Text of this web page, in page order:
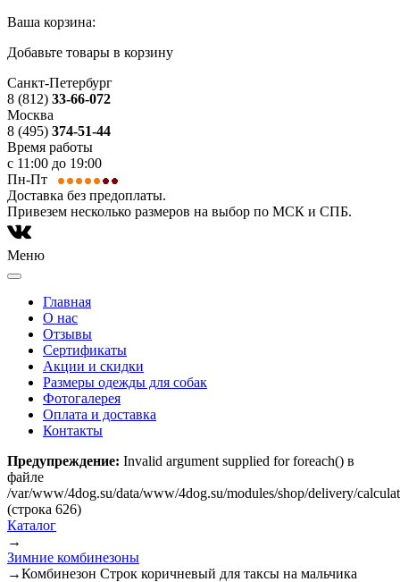
Ваша корзина:
Добавьте товары в корзину
Санкт-Петербург
8 (812) 33-66-072
Москва
8 (495) 374-51-44
Время работы
с 11:00 до 19:00
Пн-Пт
Доставка без предоплаты.
Привезем несколько размеров на выбор по МСК и СПБ.
Меню
Главная
О нас
Отзывы
Сертификаты
Акции и скидки
Размеры одежды для собак
Фотогалерея
Оплата и доставка
Контакты
Предупреждение: Invalid argument supplied for foreach() в
файле
/var/www/4dog.su/data/www/4dog.su/modules/shop/delivery/
(строка 626)
Каталог
→
Зимние комбинезоны
→Комбинезон Строк коричневый для таксы на мальчика